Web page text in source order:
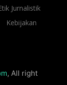
Jurnalistik
Kebijakan
, All right